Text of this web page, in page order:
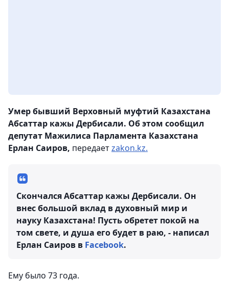
Умер бывший Верховный муфтий Казахстана
Абсаттар кажы Дербисали. Об этом сообщил
депутат Мажилиса Парламента Казахстана
Ерлан Саиров, передаетzakon.kz.
Скончался Абсаттар кажы Дербисали. Он
внес большой вклад в духовный мир и
науку Казахстана! Пусть обретет покой на
том свете, и душа его будет в раю, - написал
Ерлан Саиров в Facebook.
Ему было 73 года.